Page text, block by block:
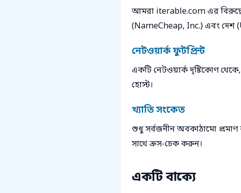
আমরা iterable.com এর
(NameCheap, Inc.) এবং দেশ
নেটওয়ার্ক ফুটপ্রিন্ট
একটি নেটওয়ার্ক দৃষ্টিকোণ
হোস্ট।
খ্যাতি সংকেত
শুধু সর্বজনীন অবকাঠামো প্রমাণ
সাথে ক্রস-চেক করুন।
একটি বাক্যে